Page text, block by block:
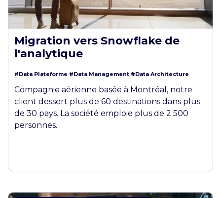
Migration vers Snowflake de
l'analytique
#Data Plateforme #Data Management #Data Architecture
Compagnie aérienne basée à Montréal, notre
client dessert plus de 60 destinations dans plus
de 30 pays. La société emploie plus de 2 500
personnes.